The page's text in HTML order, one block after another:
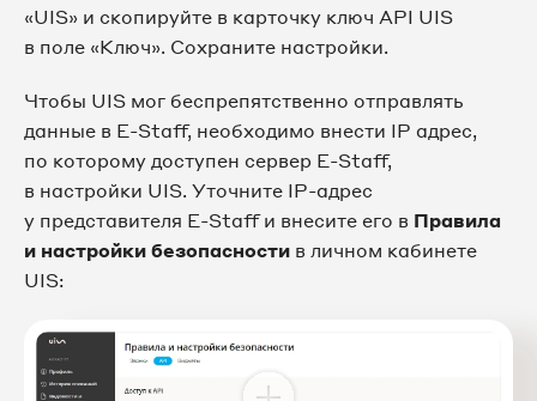
«UIS» и скопируйте в карточку ключ API UIS
в поле «Ключ». Сохраните настройки.
Чтобы UIS мог беспрепятственно отправлять
данные в E-Staff, необходимо внести IP адрес,
по которому доступен сервер E-Staff,
в настройки UIS. Уточните IP-адрес
у представителя E-Staff и внесите его в Правила
и настройки безопасности в личном кабинете
UIS: